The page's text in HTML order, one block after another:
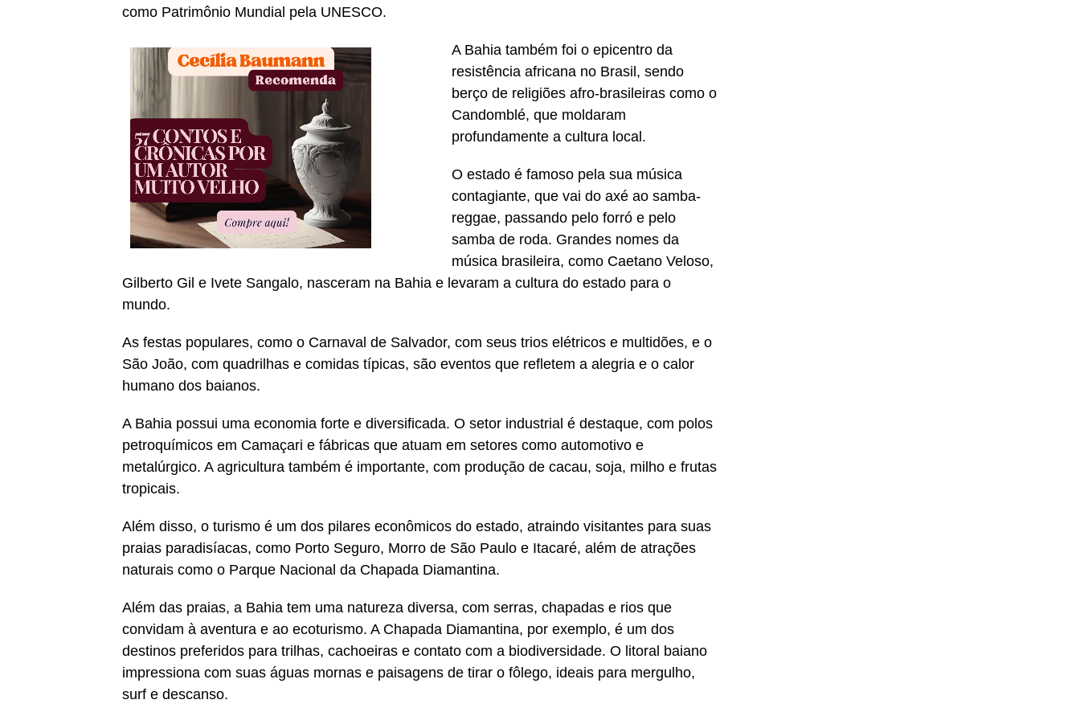
como Patrimônio Mundial pela UNESCO.
A Bahia também foi o epicentro da
resistência africana no Brasil, sendo
berço de religiões afro-brasileiras como o
Candomblé, que moldaram
profundamente a cultura local.
O estado é famoso pela sua música
contagiante, que vai do axé ao samba-
reggae, passando pelo forró e pelo
samba de roda. Grandes nomes da
música brasileira, como Caetano Veloso,
Gilberto Gil e Ivete Sangalo, nasceram na Bahia e levaram a cultura do estado para o
mundo.
As festas populares, como o Carnaval de Salvador, com seus trios elétricos e multidões, e o
São João, com quadrilhas e comidas típicas, são eventos que refletem a alegria e o calor
humano dos baianos.
A Bahia possui uma economia forte e diversificada. O setor industrial é destaque, com polos
petroquímicos em Camaçari e fábricas que atuam em setores como automotivo e
metalúrgico. A agricultura também é importante, com produção de cacau, soja, milho e frutas
tropicais.
Além disso, o turismo é um dos pilares econômicos do estado, atraindo visitantes para suas
praias paradisíacas, como Porto Seguro, Morro de São Paulo e Itacaré, além de atrações
naturais como o Parque Nacional da Chapada Diamantina.
Além das praias, a Bahia tem uma natureza diversa, com serras, chapadas e rios que
convidam à aventura e ao ecoturismo. A Chapada Diamantina, por exemplo, é um dos
destinos preferidos para trilhas, cachoeiras e contato com a biodiversidade. O litoral baiano
impressiona com suas águas mornas e paisagens de tirar o fôlego, ideais para mergulho,
surf e descanso.